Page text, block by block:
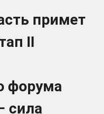
примет
II
форума
сила